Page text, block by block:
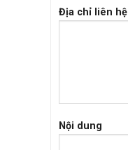
Địa chỉ liên hệ
Nội dung